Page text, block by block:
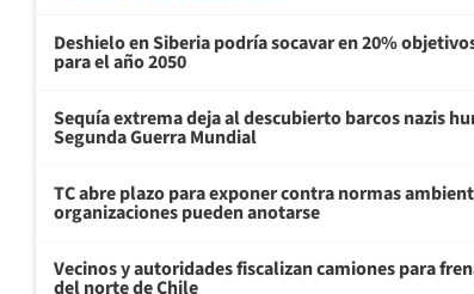
Deshielo en Siberia podría socavar en 20%
para el año 2050
Sequía extrema deja al descubierto barcos nazis
Segunda Guerra Mundial
TC abre plazo para exponer contra normas
organizaciones pueden anotarse
Vecinos y autoridades fiscalizan camiones para
del norte de Chile